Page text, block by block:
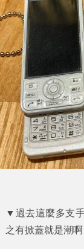
▼過去這麼多支
之有掀蓋就是潮啊